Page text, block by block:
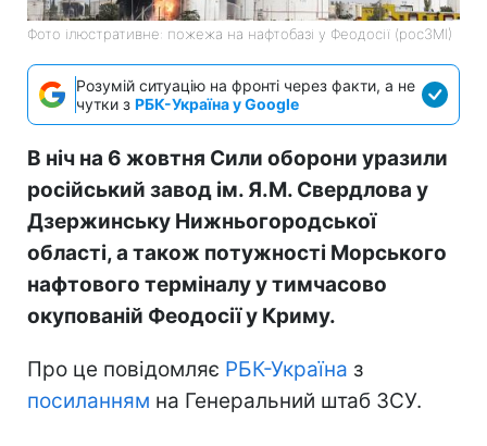
Фото ілюстративне: пожежа на нафтобазі у Феодосії (росЗМІ)
Розумій ситуацію на фронті через факти, а не
чутки з РБК-Україна у Google
В ніч на 6 жовтня Сили оборони уразили
російський завод ім. Я.М. Свердлова у
Дзержинську Нижньогородської
області, а також потужності Морського
нафтового терміналу у тимчасово
окупованій Феодосії у Криму.
Про це повідомляє РБК-Україна з
посиланням на Генеральний штаб ЗСУ.